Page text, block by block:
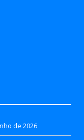
de 2026